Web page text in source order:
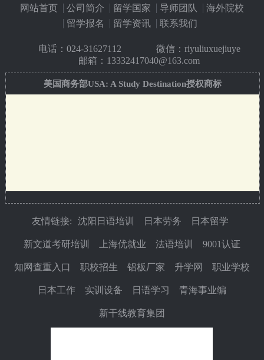
网站首页 公司简介 留学国家 导师团队
海外院校
留学报名
留学资讯 联系我们
电话： 024-31627112
微信：riyuliuxuejiuye
邮箱：13332417040@163.com
美国商务部USA: A Study Destination授权商标
友情链接: 沈阳日语培训 日本劳务 日本留学
新文道考研培训 上海优就业 法语培训 9001认证
知网查重入口 职校招生 铝板厂家 升学网 职业学校
日本工作 实训设备 日语学习 青海事业编
新干线教育集团